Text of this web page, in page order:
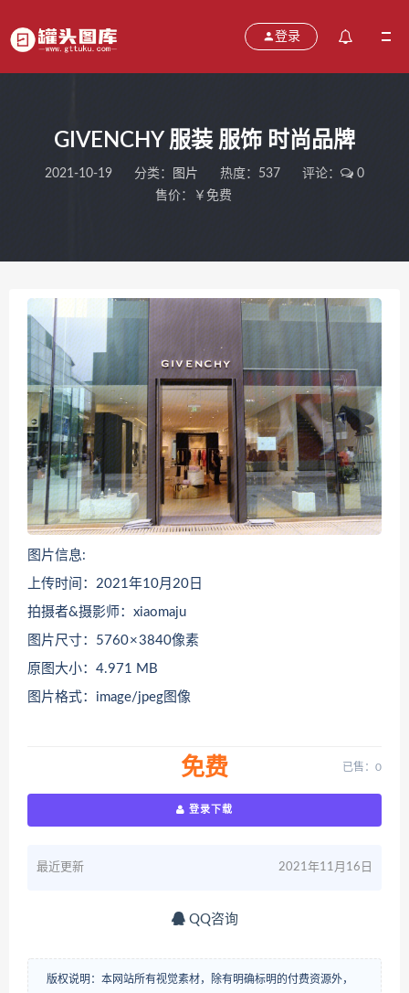
登录
GIVENCHY 服装 服饰 时尚品牌
2021-10-19 分类： 图片 热度：537 评论：
0
售价：￥免费
图片信息:
上传时间：2021年10月20日
拍摄者&摄影师：xiaomaju
图片尺寸：5760 × 3840像素
原图大小：4.971 MB
图片格式：image/jpeg图像
免费 已售：0
登录下载
最近更新 2021年11月16日
QQ咨询
版权说明：本网站所有视觉素材，除有明确标明的付费资源外，